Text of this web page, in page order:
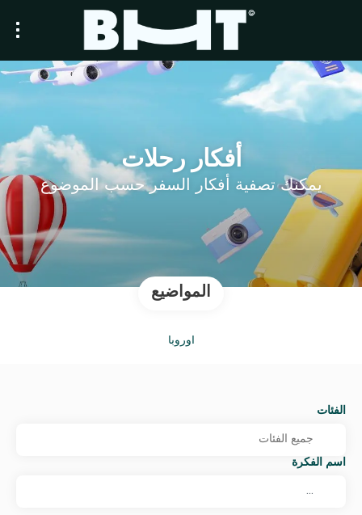
أفكار رحلات
يمكنك تصفية أفكار السفر حسب الموضوع
المواضيع
أوروبا
الفئات
اسم الفكرة